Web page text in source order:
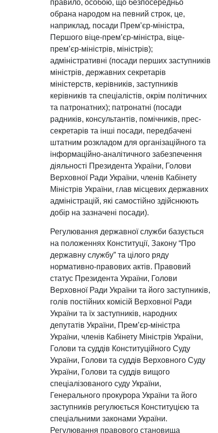
правило, особою, що безпосередньо
обрана народом на певний строк, це,
наприклад, посади Прем’єр-міністра,
Першого віце-прем’єр-міністра, віце-
прем’єр-міністрів, міністрів);
адміністративні (посади перших заступників
міністрів, державних секретарів
міністерств, керівників, заступників
керівників та спеціалістів, окрім політичних
та патронатних); патронатні (посади
радників, консультантів, помічників, прес-
секретарів та інші посади, передбачені
штатним розкладом для організаційного та
інформаційно-аналітичного забезпечення
діяльності Президента України, Голови
Верховної Ради України, членів Кабінету
Міністрів України, глав місцевих державних
адміністрацій, які самостійно здійснюють
добір на зазначені посади).
Регулювання державної служби базується
на положеннях Конституції, Закону “Про
державну службу” та цілого ряду
нормативно-правових актів. Правовий
статус Президента України, Голови
Верховної Ради України та його заступників,
голів постійних комісій Верховної Ради
України та їх заступників, народних
депутатів України, Прем’єр-міністра
України, членів Кабінету Міністрів України,
Голови та суддів Конституційного Суду
України, Голови та суддів Верховного Суду
України, Голови та суддів вищого
спеціалізованого суду України,
Генерального прокурора України та його
заступників регулюється Конституцією та
спеціальними законами України.
Регулювання правового становища